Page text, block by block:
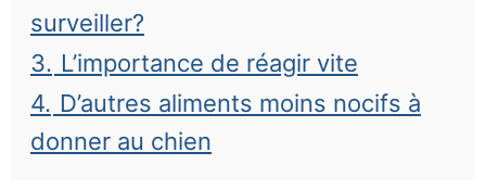
surveiller?
3. L’importance de réagir vite
4. D’autres aliments moins nocifs à
donner au chien